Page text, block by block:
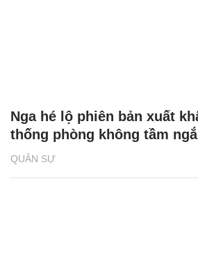
QUÂN SỰ
Nga hé lộ phiên bản xuất
thống phòng không tầm